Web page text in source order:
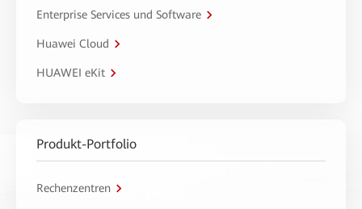
Enterprise Services und Software
Huawei Cloud
HUAWEI eKit
Produkt-Portfolio
Rechenzentren